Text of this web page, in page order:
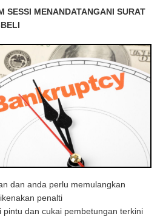
SESSI MENANDATANGANI SURAT
dan anda perlu memulangkan
penalti
dan cukai pembetungan terkini